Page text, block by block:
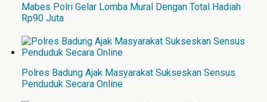
Mabes Polri Gelar Lomba Mural Dengan Total Hadiah
Rp90 Juta
Polres Badung Ajak Masyarakat Sukseskan Sensus
Penduduk Secara Online